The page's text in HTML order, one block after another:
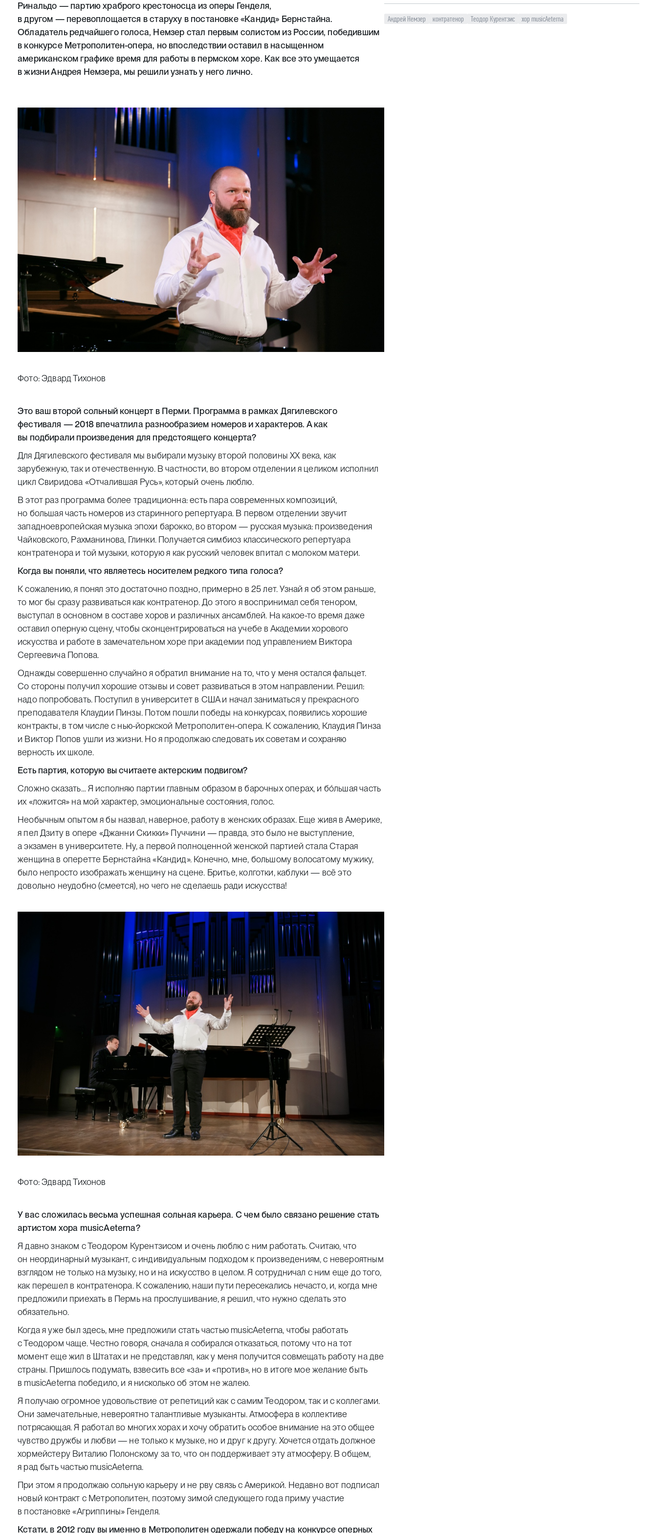
Ринальдо — партию храброго крестоносца из оперы Генделя,
в другом — перевоплощается в старуху в постановке «Кандид» Бернстайна.
Обладатель редчайшего голоса, Немзер стал первым солистом из России, победившим
в конкурсе Метрополитен-опера, но впоследствии оставил в насыщенном
американском графике время для работы в пермском хоре. Как все это умещается
в жизни Андрея Немзера, мы решили узнать у него лично.
Фото: Эдвард Тихонов
Это ваш второй сольный концерт в Перми. Программа в рамках Дягилевского
фестиваля — 2018 впечатлила разнообразием номеров и характеров. А как
вы подбирали произведения для предстоящего концерта?
Для Дягилевского фестиваля мы выбирали музыку второй половины XX века, как
зарубежную, так и отечественную. В частности, во втором отделении я целиком исполнил
цикл Свиридова «Отчалившая Русь», который очень люблю.
В этот раз программа более традиционна: есть пара современных композиций,
но большая часть номеров из старинного репертуара. В первом отделении звучит
западноевропейская музыка эпохи барокко, во втором — русская музыка: произведения
Чайковского, Рахманинова, Глинки. Получается симбиоз классического репертуара
контратенора и той музыки, которую я как русский человек впитал с молоком матери.
Когда вы поняли, что являетесь носителем редкого типа голоса?
К сожалению, я понял это достаточно поздно, примерно в 25 лет. Узнай я об этом раньше,
то мог бы сразу развиваться как контратенор. До этого я воспринимал себя тенором,
выступал в основном в составе хоров и различных ансамблей. На какое-то время даже
оставил оперную сцену, чтобы сконцентрироваться на учебе в Академии хорового
искусства и работе в замечательном хоре при академии под управлением Виктора
Сергеевича Попова.
Однажды совершенно случайно я обратил внимание на то, что у меня остался фальцет.
Со стороны получил хорошие отзывы и совет развиваться в этом направлении. Решил:
надо попробовать. Поступил в университет в США и начал заниматься у прекрасного
преподавателя Клаудии Пинзы. Потом пошли победы на конкурсах, появились хорошие
контракты, в том числе с нью-йоркской Метрополитен-опера. К сожалению, Клаудия Пинза
и Виктор Попов ушли из жизни. Но я продолжаю следовать их советам и сохраняю
верность их школе.
Есть партия, которую вы считаете актерским подвигом?
Сложно сказать… Я исполняю партии главным образом в барочных операх, и бóльшая часть
их «ложится» на мой характер, эмоциональные состояния, голос.
Необычным опытом я бы назвал, наверное, работу в женских образах. Еще живя в Америке,
я пел Дзиту в опере «Джанни Скикки» Пуччини — правда, это было не выступление,
а экзамен в университете. Ну, а первой полноценной женской партией стала Старая
женщина в оперетте Бернстайна «Кандид». Конечно, мне, большому волосатому мужику,
было непросто изображать женщину на сцене. Бритье, колготки, каблуки — всё это
довольно неудобно(смеется), но чего не сделаешь ради искусства!
Фото: Эдвард Тихонов
У вас сложилась весьма успешная сольная карьера. С чем было связано решение стать
артистом хора musicAeterna?
Я давно знаком с Теодором Курентзисом и очень люблю с ним работать. Считаю, что
он неординарный музыкант, с индивидуальным подходом к произведениям, с невероятным
взглядом не только на музыку, но и на искусство в целом. Я сотрудничал с ним еще до того,
как перешел в контратенора. К сожалению, наши пути пересекались нечасто, и, когда мне
предложили приехать в Пермь на прослушивание, я решил, что нужно сделать это
обязательно.
Когда я уже был здесь, мне предложили стать частью musicAeterna, чтобы работать
с Теодором чаще. Честно говоря, сначала я собирался отказаться, потому что на тот
момент еще жил в Штатах и не представлял, как у меня получится совмещать работу на две
страны. Пришлось подумать, взвесить все «за» и «против», но в итоге мое желание быть
в musicAeterna победило, и я нисколько об этом не жалею.
Я получаю огромное удовольствие от репетиций как с самим Теодором, так и с коллегами.
Они замечательные, невероятно талантливые музыканты. Атмосфера в коллективе
потрясающая. Я работал во многих хорах и хочу обратить особое внимание на это общее
чувство дружбы и любви — не только к музыке, но и друг к другу. Хочется отдать должное
хормейстеру Виталию Полонскому за то, что он поддерживает эту атмосферу. В общем,
я рад быть частью musicAeterna.
При этом я продолжаю сольную карьеру и не рву связь с Америкой. Недавно вот подписал
новый контракт с Метрополитен, поэтому зимой следующего года приму участие
в постановке «Агриппины» Генделя.
Кстати, в 2012 году вы именно в Метрополитен одержали победу на конкурсе оперных
Андрей Немзер контратенор Теодор Курентзис хор musicAeterna